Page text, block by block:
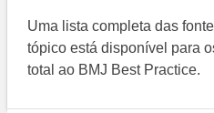
Uma lista completa das
tópico está disponível para
total ao BMJ Best Practice.